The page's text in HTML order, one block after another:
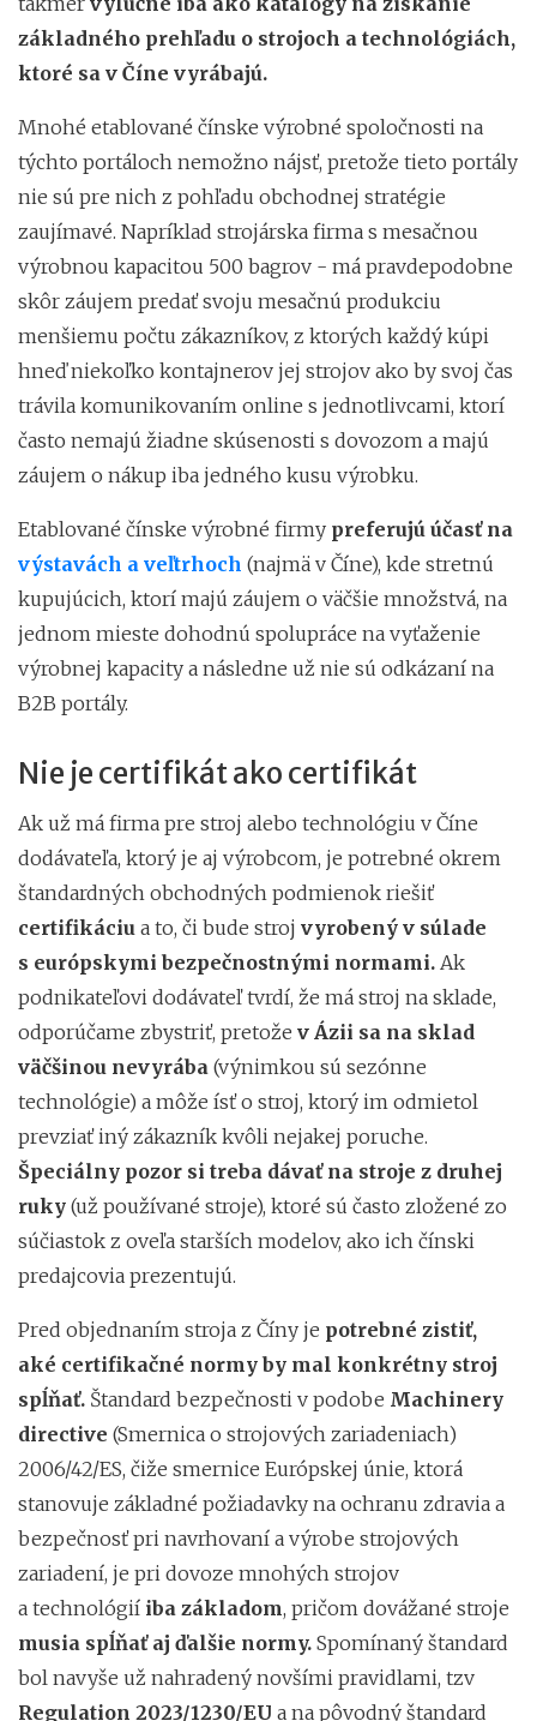
základného prehľadu o strojoch a technológiách,
ktoré sa v Číne vyrábajú.
Mnohé etablované čínske výrobné spoločnosti na
týchto portáloch nemožno nájsť, pretože tieto portály
nie sú pre nich z pohľadu obchodnej stratégie
zaujímavé. Napríklad strojárska firma s mesačnou
výrobnou kapacitou 500 bagrov - má pravdepodobne
skôr záujem predať svoju mesačnú produkciu
menšiemu počtu zákazníkov, z ktorých každý kúpi
hneď niekoľko kontajnerov jej strojov ako by svoj čas
trávila komunikovaním online s jednotlivcami, ktorí
často nemajú žiadne skúsenosti s dovozom a majú
záujem o nákup iba jedného kusu výrobku.
Etablované čínske výrobné firmy preferujú účasť na
výstavách a veľtrhoch (najmä v Číne), kde stretnú
kupujúcich, ktorí majú záujem o väčšie množstvá, na
jednom mieste dohodnú spolupráce na vyťaženie
výrobnej kapacity a následne už nie sú odkázaní na
B2B portály.
Nie je certifikát ako certifikát
Ak už má firma pre stroj alebo technológiu v Číne
dodávateľa, ktorý je aj výrobcom, je potrebné okrem
štandardných obchodných podmienok riešiť
certifikáciu a to, či bude stroj vyrobený v súlade
s európskymi bezpečnostnými normami. Ak
podnikateľovi dodávateľ tvrdí, že má stroj na sklade,
odporúčame zbystriť, pretože v Ázii sa na sklad
väčšinou nevyrába (výnimkou sú sezónne
technológie) a môže ísť o stroj, ktorý im odmietol
prevziať iný zákazník kvôli nejakej poruche.
Špeciálny pozor si treba dávať na stroje z druhej
ruky (už používané stroje), ktoré sú často zložené zo
súčiastok z oveľa starších modelov, ako ich čínski
predajcovia prezentujú.
Pred objednaním stroja z Číny je potrebné zistiť,
aké certifikačné normy by mal konkrétny stroj
spĺňať. Štandard bezpečnosti v podobe Machinery
directive (Smernica o strojových zariadeniach)
2006/42/ES, čiže smernice Európskej únie, ktorá
stanovuje základné požiadavky na ochranu zdravia a
bezpečnosť pri navrhovaní a výrobe strojových
zariadení, je pri dovoze mnohých strojov
a technológií iba základom, pričom dovážané stroje
musia spĺňať aj ďalšie normy. Spomínaný štandard
bol navyše už nahradený novšími pravidlami, tzv
Regulation 2023/1230/EU a na pôvodný štandard